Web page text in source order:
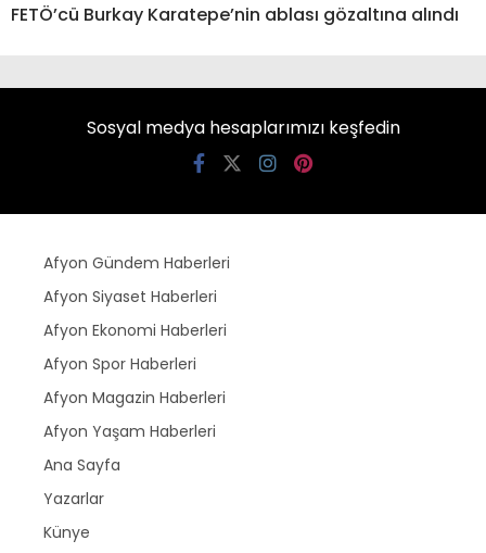
FETÖ’cü Burkay Karatepe’nin ablası gözaltına alındı
Sosyal medya hesaplarımızı keşfedin
Afyon Gündem Haberleri
Afyon Siyaset Haberleri
Afyon Ekonomi Haberleri
Afyon Spor Haberleri
Afyon Magazin Haberleri
Afyon Yaşam Haberleri
Ana Sayfa
Yazarlar
Künye